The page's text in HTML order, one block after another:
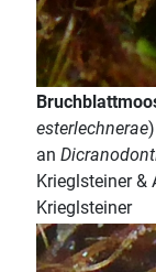
esterlechnerae
an
Krieglsteiner &
Krieglsteiner